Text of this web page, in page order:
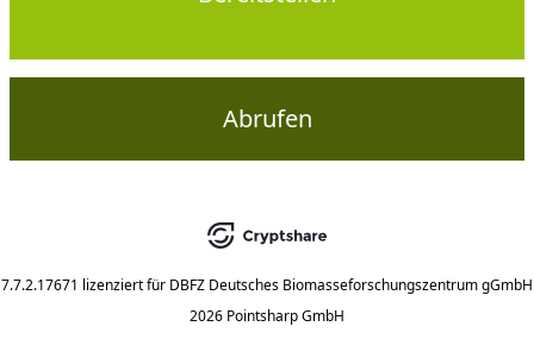
Abrufen
7.7.2.17671 lizenziert für DBFZ Deutsches Biomasseforschungszentrum gGmbH
2026 Pointsharp GmbH